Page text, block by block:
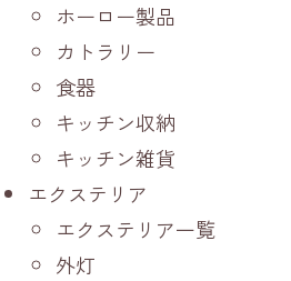
ホーロー製品
カトラリー
食器
キッチン収納
キッチン雑貨
エクステリア
エクステリア一覧
外灯